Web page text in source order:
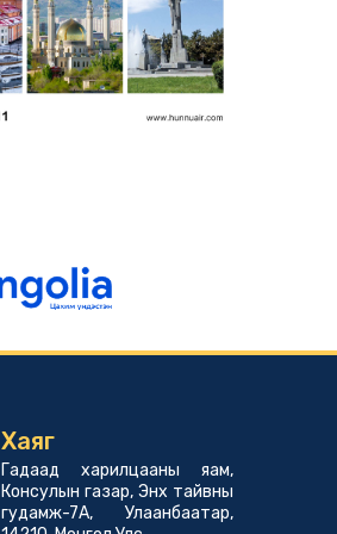
Хаяг
Гадаад харилцааны яам,
Консулын газар, Энх тайвны
гудамж-7А, Улаанбаатар,